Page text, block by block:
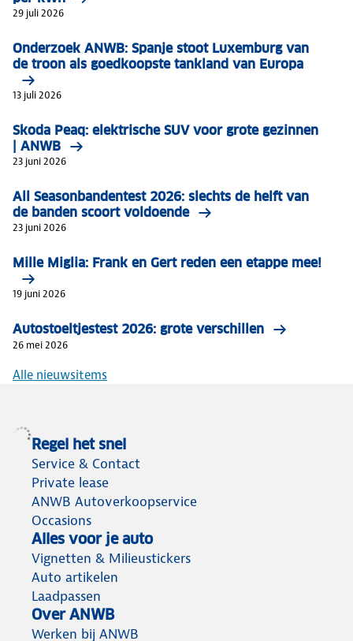
29 juli 2026
Onderzoek ANWB: Spanje stoot Luxemburg van
de troon als goedkoopste tankland van Europa
13 juli 2026
Skoda Peaq: elektrische SUV voor grote gezinnen
| ANWB
23 juni 2026
All Seasonbandentest 2026: slechts de helft van
de banden scoort voldoende
23 juni 2026
Mille Miglia: Frank en Gert reden een etappe mee!
19 juni 2026
Autostoeltjestest 2026: grote verschillen
26 mei 2026
Alle nieuwsitems
Regel het snel
Service & Contact
Private lease
ANWB Autoverkoopservice
Occasions
Alles voor je auto
Vignetten & Milieustickers
Auto artikelen
Laadpassen
Over ANWB
Werken bij ANWB